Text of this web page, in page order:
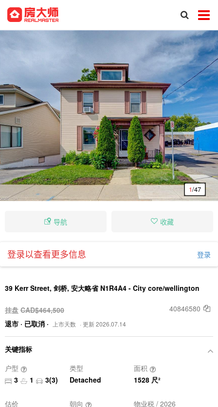
1/47
导航 收藏
登录以查看更多信息 登录